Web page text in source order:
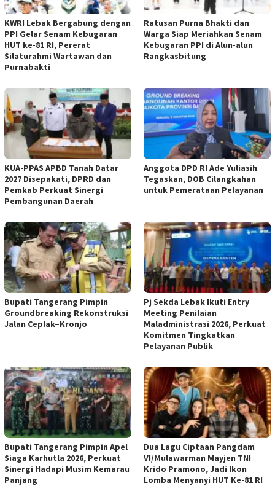
KWRI Lebak Bergabung dengan
PPI Gelar Senam Kebugaran
HUT ke-81 RI, Pererat
Silaturahmi Wartawan dan
Purnabakti
Ratusan Purna Bhakti dan
Warga Siap Meriahkan Senam
Kebugaran PPI di Alun-alun
Rangkasbitung
KUA-PPAS APBD Tanah Datar
2027 Disepakati, DPRD dan
Pemkab Perkuat Sinergi
Pembangunan Daerah
Anggota DPD RI Ade Yuliasih
Tegaskan, DOB Cilangkahan
untuk Pemerataan Pelayanan
Bupati Tangerang Pimpin
Groundbreaking Rekonstruksi
Jalan Ceplak–Kronjo
Pj Sekda Lebak Ikuti Entry
Meeting Penilaian
Maladministrasi 2026, Perkuat
Komitmen Tingkatkan
Pelayanan Publik
Bupati Tangerang Pimpin Apel
Siaga Karhutla 2026, Perkuat
Sinergi Hadapi Musim Kemarau
Panjang
Dua Lagu Ciptaan Pangdam
VI/Mulawarman Mayjen TNI
Krido Pramono, Jadi Ikon
Lomba Menyanyi HUT Ke-81 RI